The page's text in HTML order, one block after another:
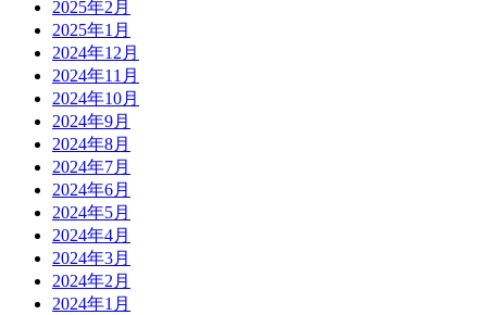
2025年2月
2025年1月
2024年12月
2024年11月
2024年10月
2024年9月
2024年8月
2024年7月
2024年6月
2024年5月
2024年4月
2024年3月
2024年2月
2024年1月